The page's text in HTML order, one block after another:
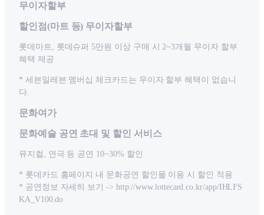
무이자할부
할인점(마트 등) 무이자할부
롯데마트, 롯데슈퍼 5만원 이상 구매 시 2~3개월 무이자 할부
혜택 제공
* 세븐일레븐 멤버십 체크카드는 무이자 할부 혜택이 없습니
다.
문화여가
문화예술 공연 초대 및 할인 서비스
뮤지컬, 연극 등 공연 10~30% 할인
* 롯데카드 홈페이지 내 문화공연 할인몰 이용 시 할인 적용
* 공연정보 자세히 보기 -> http://www.lottecard.co.kr/app/IHLFS
KA_V100.do